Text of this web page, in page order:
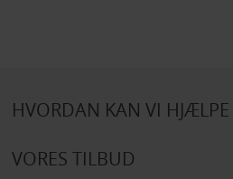
HVORDAN KAN VI
VORES TILBUD